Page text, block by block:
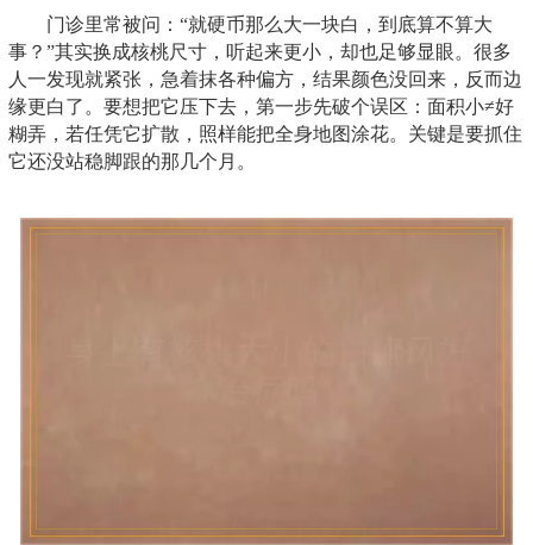
门诊里常被问：“就硬币那么大一块白，到底算不算大
事？”其实换成核桃尺寸，听起来更小，却也足够显眼。很多
人一发现就紧张，急着抹各种偏方，结果颜色没回来，反而边
缘更白了。要想把它压下去，第一步先破个误区：面积小≠好
糊弄，若任凭它扩散，照样能把全身地图涂花。关键是要抓住
它还没站稳脚跟的那几个月。